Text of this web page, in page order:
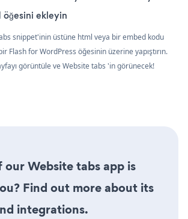
ekleyin
snippet'inin üstüne html veya bir embed kodu
Flash for WordPress öğesinin üzerine yapıştırın.
görüntüle ve Website tabs 'in görünecek!
our Website tabs app is
Find out more about its
integrations.